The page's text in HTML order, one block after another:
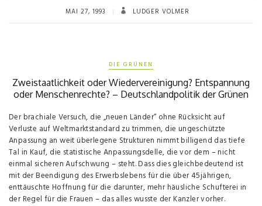
MAI 27, 1993 LUDGER VOLMER
DIE GRÜNEN
Zweistaatlichkeit oder Wiedervereinigung? Entspannung
oder Menschenrechte? – Deutschlandpolitik der Grünen
Der brachiale Versuch, die „neuen Länder“ ohne Rücksicht auf
Verluste auf Weltmarktstandard zu trimmen, die ungeschützte
Anpassung an weit überlegene Strukturen nimmt billigend das tiefe
Tal in Kauf, die statistische Anpassungsdelle, die vor dem – nicht
einmal sicheren Aufschwung – steht. Dass dies gleichbedeutend ist
mit der Beendigung des Erwerbslebens für die über 45jährigen,
enttäuschte Hoffnung für die darunter, mehr häusliche Schufterei in
der Regel für die Frauen – das alles wusste der Kanzler vorher.